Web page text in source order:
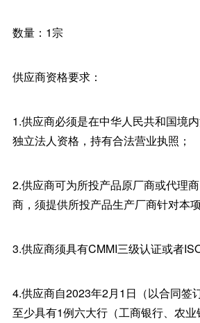
数量：1宗
供应商资格要求：
1.供应商必须是在中华人民共和国境
独立法人资格，持有合法营业执照；
2.供应商可为所投产品原厂商或代理
商，须提供所投产品生产厂商针对本
3.供应商须具有CMMI三级认证或者
4.供应商自2023年2月1日（以合同签
至少具有1例六大行（工商银行、农